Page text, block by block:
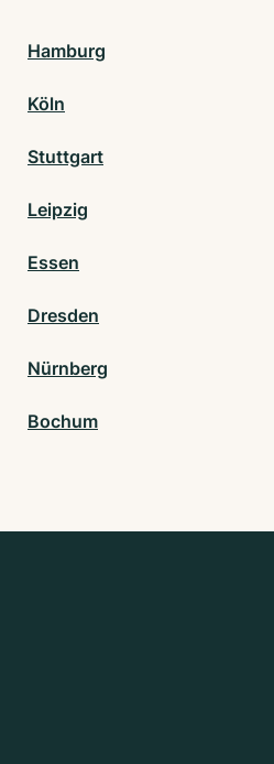
Hamburg
Köln
Stuttgart
Leipzig
Essen
Dresden
Nürnberg
Bochum